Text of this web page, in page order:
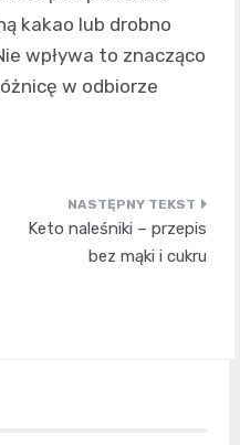
kakao lub drobno
wpływa to znacząco
w odbiorze
Keto naleśniki – przepis
bez mąki i cukru